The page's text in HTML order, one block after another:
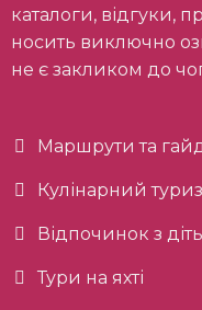
каталоги, відгуки,
носить виключно
не є закликом до
Маршрути та
Кулінарний
Відпочинок з
Тури на яхті